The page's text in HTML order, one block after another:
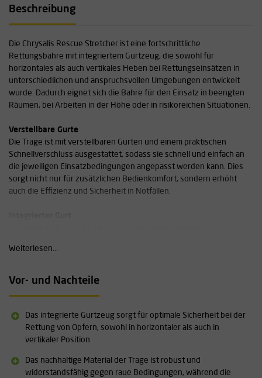
Beschreibung
Die Chrysalis Rescue Stretcher ist eine fortschrittliche
Rettungsbahre mit integriertem Gurtzeug, die sowohl für
horizontales als auch vertikales Heben bei Rettungseinsätzen in
unterschiedlichen und anspruchsvollen Umgebungen entwickelt
wurde. Dadurch eignet sich die Bahre für den Einsatz in beengten
Räumen, bei Arbeiten in der Höhe oder in risikoreichen Situationen.
Verstellbare Gurte
Die Trage ist mit verstellbaren Gurten und einem praktischen
Schnellverschluss ausgestattet, sodass sie schnell und einfach an
die jeweiligen Einsatzbedingungen angepasst werden kann. Dies
sorgt nicht nur für zusätzlichen Bedienkomfort, sondern erhöht
auch die Effizienz und Sicherheit in Notfällen.
verschiedene Rettungssituationen angepasst werden kann.
vertikale Evakuierungen, bei denen Schnelligkeit und Flexibilität von
Spezifikationen:
Der Gurt erfüllt die Leistungsanforderungen der Norm EN 361
ist der Benutzer beim Transport eines Opfers auch in
risikoreichen Situationen optimal geschützt.
Weiterlesen...
Vor- und Nachteile
Das integrierte Gurtzeug sorgt für optimale Sicherheit bei der
Rettung von Opfern, sowohl in horizontaler als auch in
vertikaler Position
Das nachhaltige Material der Trage ist robust und
widerstandsfähig gegen raue Bedingungen, während die